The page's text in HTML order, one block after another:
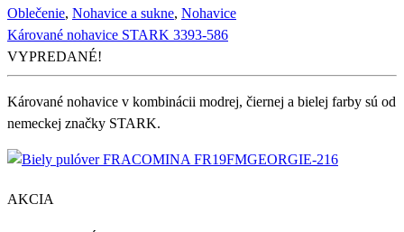
Oblečenie, Nohavice a sukne, Nohavice
Kárované nohavice STARK 3393-586
VYPREDANÉ!
Kárované nohavice v kombinácii modrej, čiernej a bielej farby sú od
nemeckej značky STARK.
AKCIA